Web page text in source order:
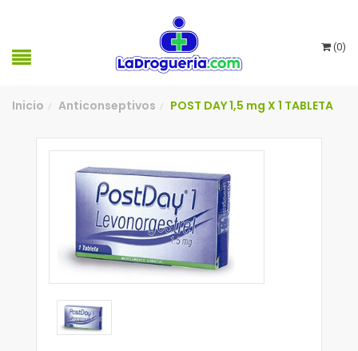
(0)
Inicio / Anticonseptivos / POST DAY 1,5 mg X 1 TABLETA